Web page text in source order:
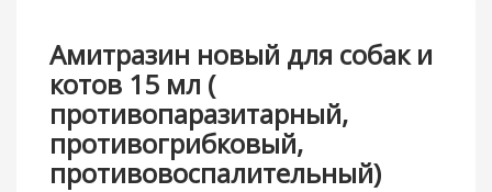
Амитразин новый для собак и
котов 15 мл (
противопаразитарный,
противогрибковый,
противовоспалительный)